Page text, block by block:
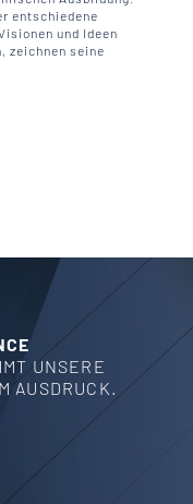
entschiedene
und Ideen
zeichnen seine
UNSERE
AUSDRUCK.